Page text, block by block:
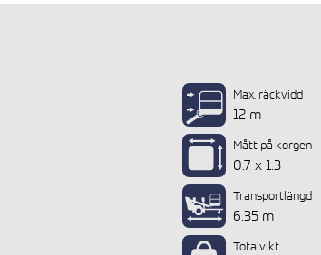
Max. räckvidd
12 m
Mått på korgen
0.7 x 1.3
Transportlängd
6.35 m
Totalvikt